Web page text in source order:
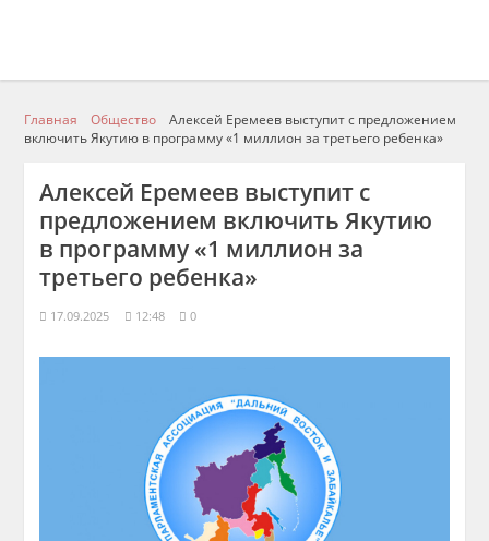
Главная Общество
Алексей Еремеев выступит с предложением
включить Якутию в программу «1 миллион за третьего ребенка»
Алексей Еремеев выступит с
предложением включить Якутию
в программу «1 миллион за
третьего ребенка»
17.09.2025 12:48 0